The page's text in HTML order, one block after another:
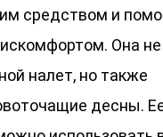
средством и
Она не
налет, но также
десны.